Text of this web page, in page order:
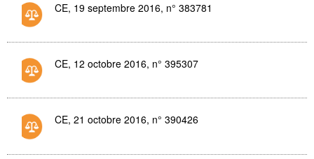
CE, 19 septembre 2016, n° 383781
CE, 12 octobre 2016, n° 395307
CE, 21 octobre 2016, n° 390426